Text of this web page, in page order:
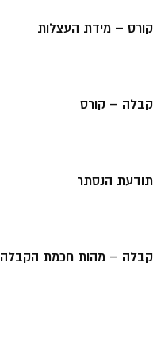
קורס – מידת העצלות
קבלה – קורס
תודעת הנסתר
קבלה – מהות חכמת הקבלה